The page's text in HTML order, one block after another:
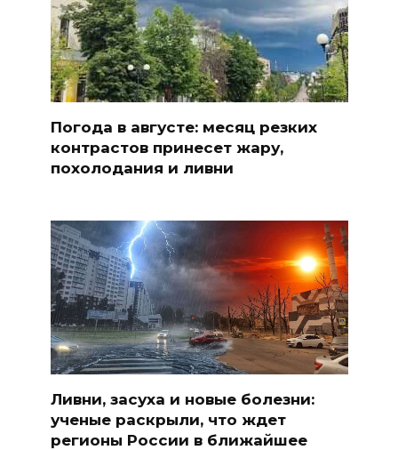
Погода в августе: месяц резких
контрастов принесет жару,
похолодания и ливни
Ливни, засуха и новые болезни:
ученые раскрыли, что ждет
регионы России в ближайшее